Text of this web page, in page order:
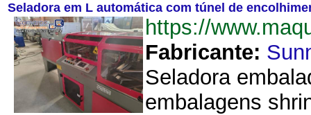
Seladora em L automática com túnel de
https://
Fabricante:
Seladora
embalagens